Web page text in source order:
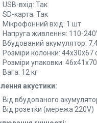
USB-вхід: Так
SD-карта: Так
Мікрофонний вхід: 1 шт
Напруга живлення: 110-
Вбудований акумулятор:
Розміри колонки: 44х30х67
Розміри упаковки:
Вага: 12 кг
акустики:
Від вбудованого
Від розетки (мережа 220V)